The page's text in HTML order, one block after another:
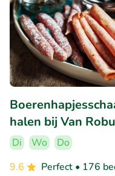
halen bij Van
Di Wo
Do
9.6
Perfect • 176